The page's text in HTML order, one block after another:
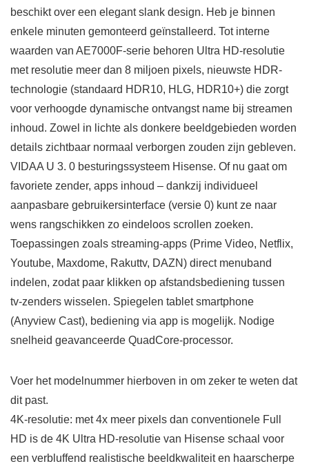
beschikt over een elegant slank design. Heb je binnen
enkele minuten gemonteerd geïnstalleerd. Tot interne
waarden van AE7000F-serie behoren Ultra HD-resolutie
met resolutie meer dan 8 miljoen pixels, nieuwste HDR-
technologie (standaard HDR10, HLG, HDR10+) die zorgt
voor verhoogde dynamische ontvangst name bij streamen
inhoud. Zowel in lichte als donkere beeldgebieden worden
details zichtbaar normaal verborgen zouden zijn gebleven.
VIDAA U 3. 0 besturingssysteem Hisense. Of nu gaat om
favoriete zender, apps inhoud – dankzij individueel
aanpasbare gebruikersinterface (versie 0) kunt ze naar
wens rangschikken zo eindeloos scrollen zoeken.
Toepassingen zoals streaming-apps (Prime Video, Netflix,
Youtube, Maxdome, Rakuttv, DAZN) direct menuband
indelen, zodat paar klikken op afstandsbediening tussen
tv-zenders wisselen. Spiegelen tablet smartphone
(Anyview Cast), bediening via app is mogelijk. Nodige
snelheid geavanceerde QuadCore-processor.
Voer het modelnummer hierboven in om zeker te weten dat
dit past.
4K-resolutie: met 4x meer pixels dan conventionele Full
HD is de 4K Ultra HD-resolutie van Hisense schaal voor
een verbluffend realistische beeldkwaliteit en haarscherpe